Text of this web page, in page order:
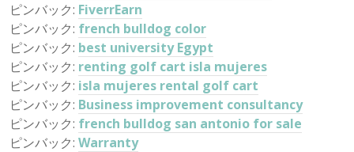
ピンバック: FiverrEarn
ピンバック: french bulldog color
ピンバック: best university Egypt
ピンバック: renting golf cart isla mujeres
ピンバック: isla mujeres rental golf cart
ピンバック: Business improvement consultancy
ピンバック: french bulldog san antonio for sale
ピンバック: Warranty